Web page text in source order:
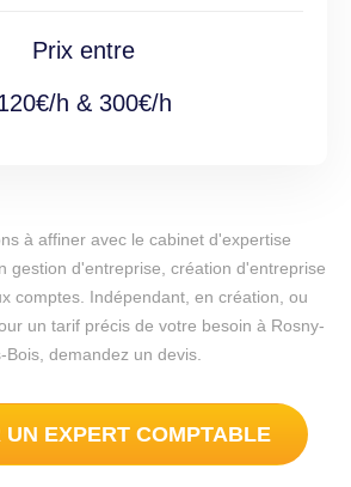
Prix entre
h & 300€/h
à affiner avec le cabinet d'expertise
gestion d'entreprise, création d'entreprise
comptes. Indépendant, en création, ou
un tarif précis de votre besoin à Rosny-
Bois, demandez un devis.
UN EXPERT COMPTABLE